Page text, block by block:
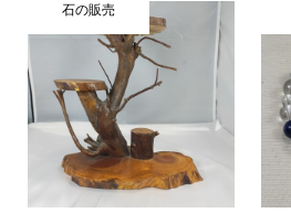
石の販売